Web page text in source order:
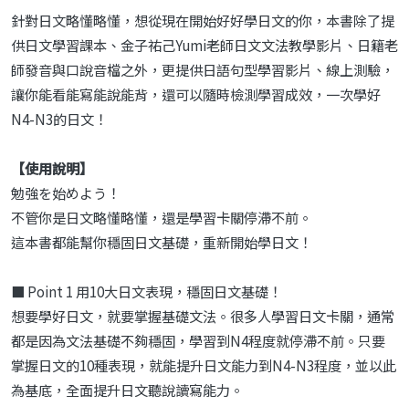
針對日文略懂略懂，想從現在開始好好學日文的你，本書除了提
供日文學習課本、金子祐己Yumi老師日文文法教學影片、日籍老
師發音與口說音檔之外，更提供日語句型學習影片、線上測驗，
讓你能看能寫能說能背，還可以隨時檢測學習成效，一次學好
N4-N3的日文！
【使用說明】
勉強を始めよう！
不管你是日文略懂略懂，還是學習卡關停滯不前。
這本書都能幫你穩固日文基礎，重新開始學日文！
■ Point 1 用10大日文表現，穩固日文基礎！
想要學好日文，就要掌握基礎文法。很多人學習日文卡關，通常
都是因為文法基礎不夠穩固，學習到N4程度就停滯不前。只要
掌握日文的10種表現，就能提升日文能力到N4-N3程度，並以此
為基底，全面提升日文聽說讀寫能力。